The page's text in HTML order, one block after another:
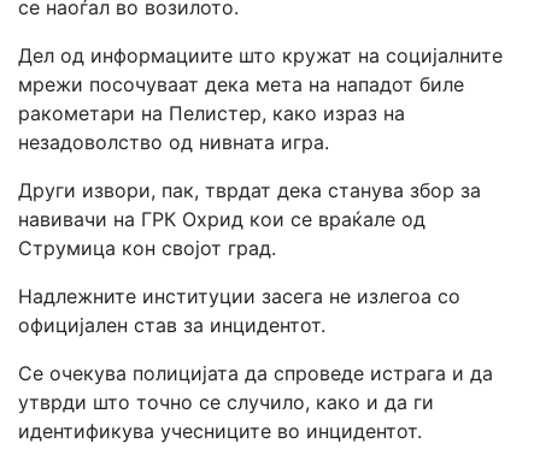
се наоѓал во возилото.
Дел од информациите што кружат на социјалните
мрежи посочуваат дека мета на нападот биле
ракометари на Пелистер, како израз на
незадоволство од нивната игра.
Други извори, пак, тврдат дека станува збор за
навивачи на ГРК Охрид кои се враќале од
Струмица кон својот град.
Надлежните институции засега не излегоа со
официјален став за инцидентот.
Се очекува полицијата да спроведе истрага и да
утврди што точно се случило, како и да ги
идентификува учесниците во инцидентот.